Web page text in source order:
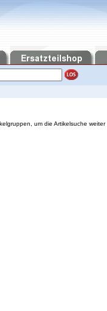
um die Artikelsuche weiter